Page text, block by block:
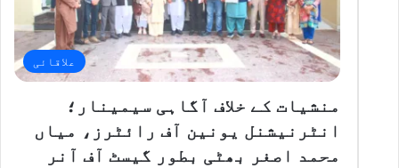
علاقائی
منشیات کے خلاف آگاہی سیمینار؛
انٹرنیشنل یونین آف رائٹرز، میاں
محمد اصغر بھٹی بطور گیسٹ آف آنر